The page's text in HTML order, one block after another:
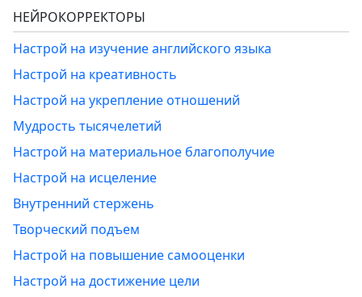
НЕЙРОКОРРЕКТОРЫ
Настрой на изучение английского языка
Настрой на креативность
Настрой на укрепление отношений
Мудрость тысячелетий
Настрой на материальное благополучие
Настрой на исцеление
Внутренний стержень
Творческий подъем
Настрой на повышение самооценки
Настрой на достижение цели